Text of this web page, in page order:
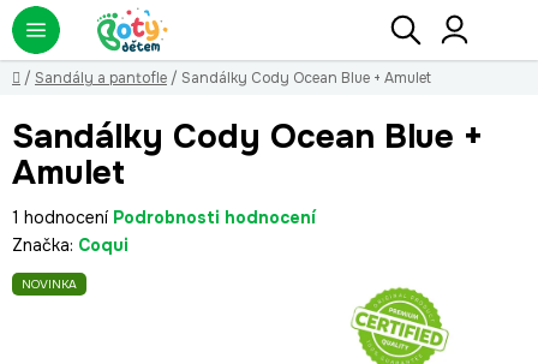
Přejít
na
obsah
Hledat
Domů
/ Sandály a pantofle / Sandálky Cody Ocean Blue + Amulet
Sandálky Cody Ocean Blue +
Amulet
Průměrné
hodnocení
produktu
je
1 hodnocení Podrobnosti hodnocení
Značka: Coqui
NOVINKA